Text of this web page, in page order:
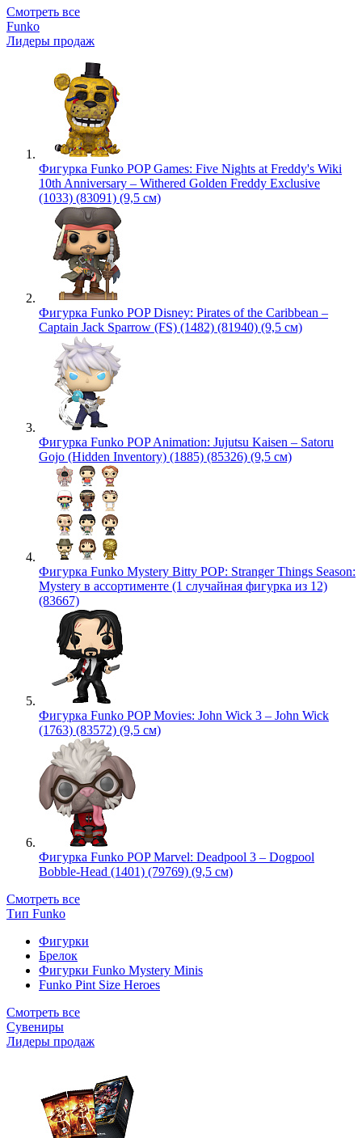
Смотреть все
Funko
Лидеры продаж
Фигурка Funko POP Games: Five Nights at Freddy's Wiki
10th Anniversary – Withered Golden Freddy Exclusive
(1033) (83091) (9,5 см)
Фигурка Funko POP Disney: Pirates of the Caribbean –
Captain Jack Sparrow (FS) (1482) (81940) (9,5 см)
Фигурка Funko POP Animation: Jujutsu Kaisen – Satoru
Gojo (Hidden Inventory) (1885) (85326) (9,5 см)
Фигурка Funko Mystery Bitty POP: Stranger Things Season:
Mystery в ассортименте (1 случайная фигурка из 12)
(83667)
Фигурка Funko POP Movies: John Wick 3 – John Wick
(1763) (83572) (9,5 см)
Фигурка Funko POP Marvel: Deadpool 3 – Dogpool
Bobble-Head (1401) (79769) (9,5 см)
Смотреть все
Тип Funko
Фигурки
Брелок
Фигурки Funko Mystery Minis
Funko Pint Size Heroes
Смотреть все
Сувениры
Лидеры продаж